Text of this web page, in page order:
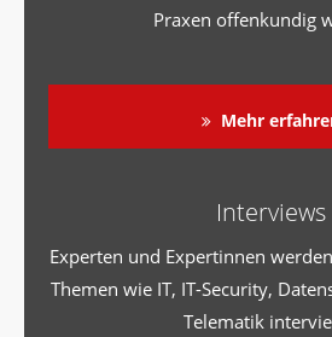
Praxen offenkundig
Mehr
Interviews
Experten und Expertinnen
Themen wie IT, IT-Security,
Telematik